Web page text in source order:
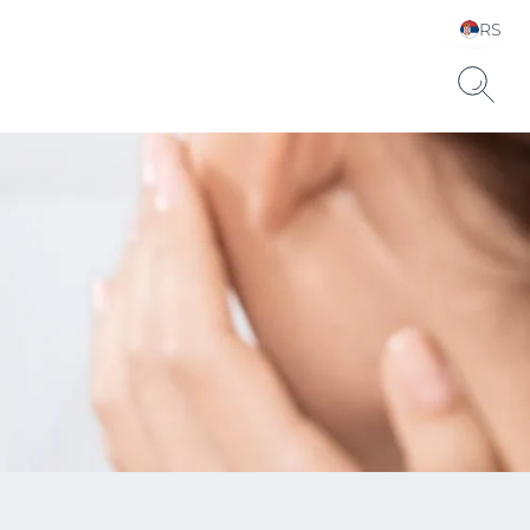
RS
Choose your Language &
Country
kiselinu.